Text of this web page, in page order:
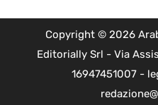
Copyright © 2026
Editorially Srl - Via
16947451007 -